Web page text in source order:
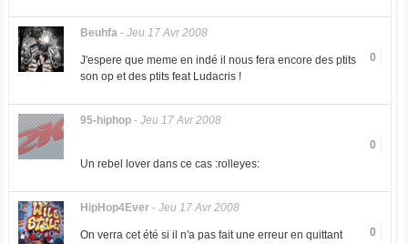
Beuhfa- Jeu 17 Avr 2008
0
J'espere que meme en indé il nous fera encore des ptits
son op et des ptits feat Ludacris !
95-hiphop- Jeu 17 Avr 2008
0
Un rebel lover dans ce cas :rolleyes:
HipHop4Ever- Jeu 17 Avr 2008
0
On verra cet été si il n'a pas fait une erreur en quittant